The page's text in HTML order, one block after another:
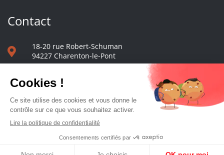
Contact
18-20 rue Robert-Schuman
94227 Charenton-le-Pont